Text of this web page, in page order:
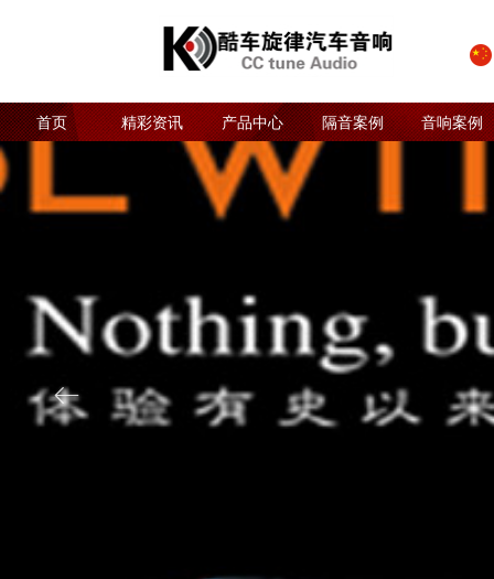
首页 精彩资讯 产品中心 隔音案例 音响案例
ꂃ